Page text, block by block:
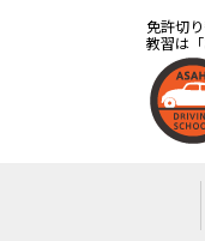
免許切
教習は